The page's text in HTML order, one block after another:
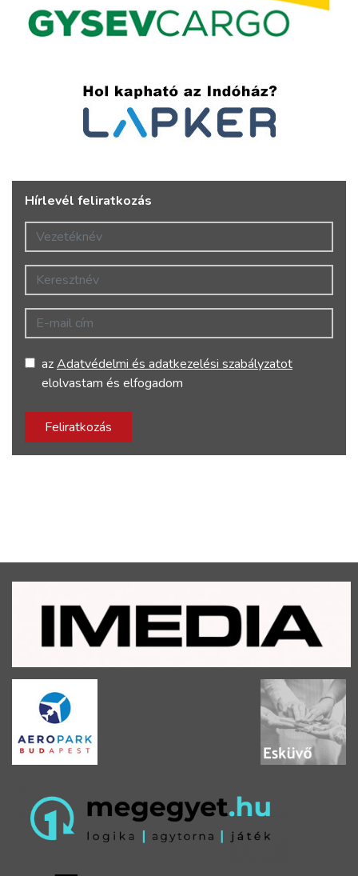
Hírlevél feliratkozás
Vezetéknév
Keresztnév
E-mail cím
azAdatvédelmi és adatkezelési szabályzatot
elolvastam és elfogadom
Feliratkozás